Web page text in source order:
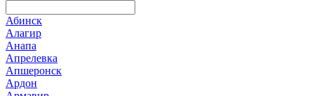
Абинск
Алагир
Анапа
Апрелевка
Апшеронск
Ардон